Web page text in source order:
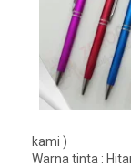
kami )
Warna tinta :